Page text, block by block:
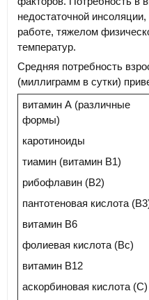
недостаточной
работе, тяжелом
температур.
Средняя потребность
(миллиграмм в сутки)
витамин А (различные
формы)
каротиноиды
тиамин (витамин В1)
рибофлавин (В2)
пантотеновая кислота
витамин В6
фолиевая кислота (Вс)
витамин В12
аскорбиновая кислота (С)